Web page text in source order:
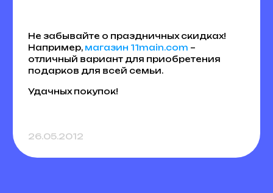
Не забывайте о праздничных скидках!
Например, магазин 11main.com –
отличный вариант для приобретения
подарков для всей семьи.
Удачных покупок!
26.05.2012